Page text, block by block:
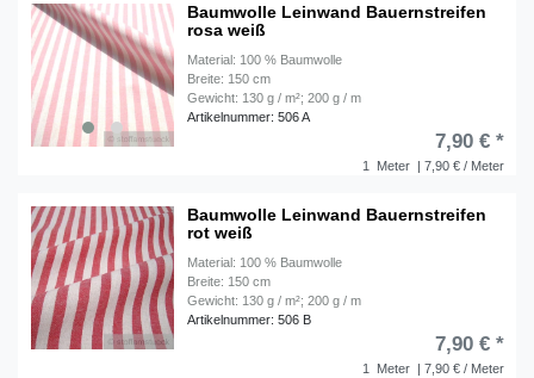
Baumwolle Leinwand Bauernstreifen
rosa weiß
Material: 100 % Baumwolle
Breite: 150 cm
Gewicht: 130 g / m²; 200 g / m
Artikelnummer: 506 A
1 Meter | 7,90 € / Meter
7,90 € *
Baumwolle Leinwand Bauernstreifen
rot weiß
Material: 100 % Baumwolle
Breite: 150 cm
Gewicht: 130 g / m²; 200 g / m
Artikelnummer: 506 B
1 Meter | 7,90 € / Meter
7,90 € *